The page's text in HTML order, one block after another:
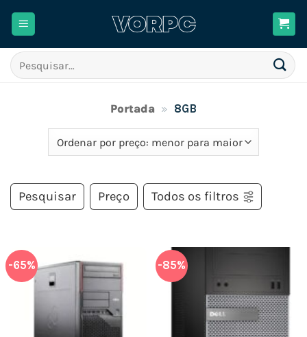
Pesquisar
por:
Portada » 8GB
Pesquisar Preço Todos os filtros
-65% -85%